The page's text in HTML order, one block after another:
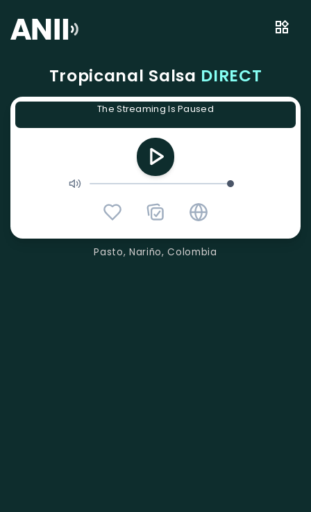
Tropicanal Salsa DIRECT
The Streaming Is Paused
Pasto, Nariño, Colombia